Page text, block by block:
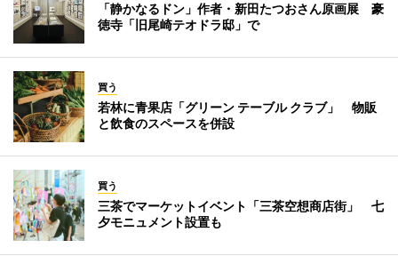
「静かなるドン」作者・新田たつおさん原画展 豪
徳寺「旧尾崎テオドラ邸」で
買う
若林に青果店「グリーン テーブル クラブ」 物販
と飲食のスペースを併設
買う
三茶でマーケットイベント「三茶空想商店街」 七
夕モニュメント設置も